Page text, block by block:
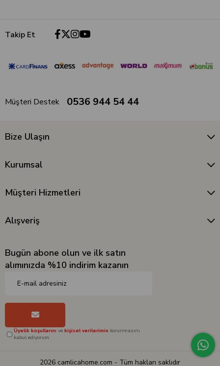
Takip Et
Müşteri Destek 0536 944 54 44
Bize Ulaşın
Kurumsal
Müşteri Hizmetleri
Alışveriş
Bugün abone olun ve ilk satın
alımınızda %10 indirim kazanın
Üyelik koşullarını ve kişisel verilerimin korunmasını
kabul ediyorum.
2026 camlicahome.com - Tüm hakları saklıdır